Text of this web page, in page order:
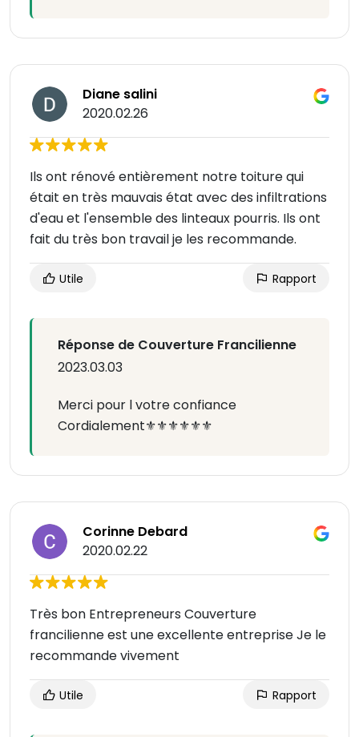
Diane salini
2020.02.26
Ils ont rénové entièrement notre toiture qui
était en très mauvais état avec des infiltrations
d'eau et l'ensemble des linteaux pourris. Ils ont
fait du très bon travail je les recommande.
Utile Rapport
Réponse de Couverture Francilienne
2023.03.03
Merci pour l votre confiance
Cordialement⚜️⚜️⚜️⚜️⚜️⚜️
Corinne Debard
2020.02.22
Très bon Entrepreneurs Couverture
francilienne est une excellente entreprise Je le
recommande vivement
Utile Rapport